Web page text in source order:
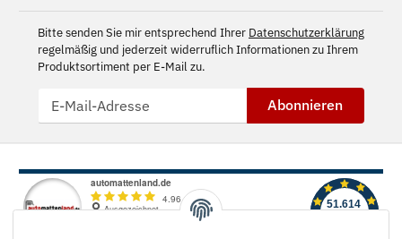
Bitte senden Sie mir entsprechend Ihrer Datenschutzerklärung
regelmäßig und jederzeit widerruflich Informationen zu Ihrem
Produktsortiment per E-Mail zu.
Abonnieren